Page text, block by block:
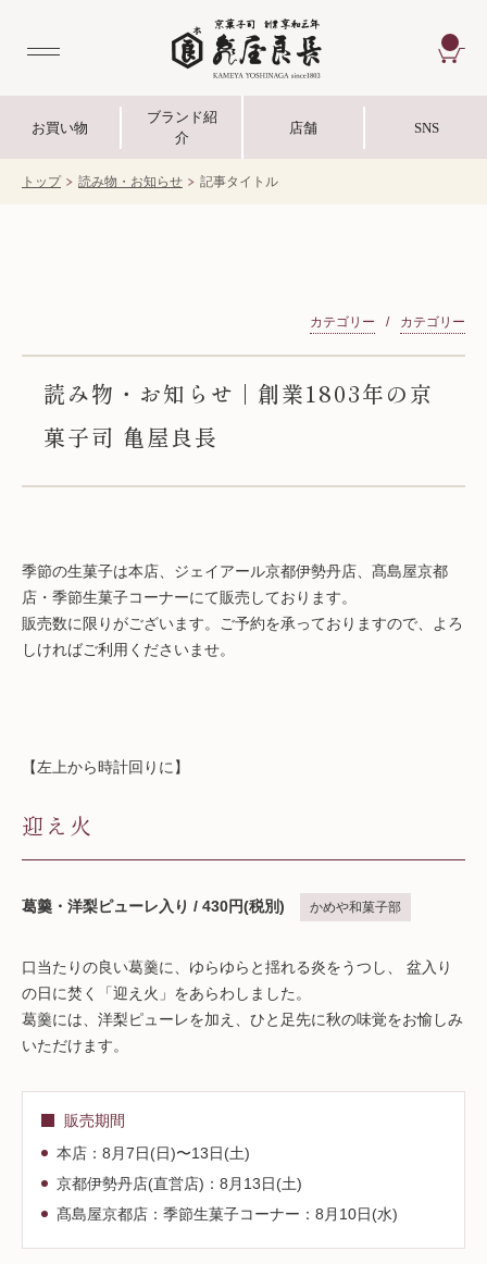
お買い物
ブランド紹
介
店舗 SNS
トップ 読み物・お知らせ 記事タイトル
カテゴリー カテゴリー
読み物・お知らせ | 創業1803年の京
菓子司 亀屋良長
季節の生菓子は本店、ジェイアール京都伊勢丹店、髙島屋京都
店・季節生菓子コーナーにて販売しております。
販売数に限りがございます。ご予約を承っておりますので、よろ
しければご利用くださいませ。
【左上から時計回りに】
迎え火
葛羹・洋梨ピューレ入り / 430円(税別) かめや和菓子部
口当たりの良い葛羹に、ゆらゆらと揺れる炎をうつし、 盆入り
の日に焚く「迎え火」をあらわしました。
葛羹には、洋梨ピューレを加え、ひと足先に秋の味覚をお愉しみ
いただけます。
販売期間
本店：8月7日(日)〜13日(土)
京都伊勢丹店(直営店)：8月13日(土)
髙島屋京都店：季節生菓子コーナー：8月10日(水)